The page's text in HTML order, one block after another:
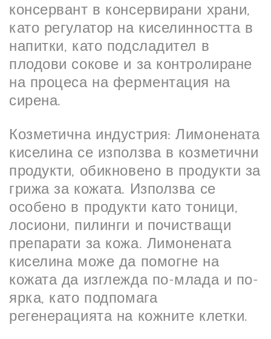
консервант в консервирани храни,
като регулатор на киселинността в
напитки, като подсладител в
плодови сокове и за контролиране
на процеса на ферментация на
сирена.
Козметична индустрия: Лимонената
киселина се използва в козметични
продукти, обикновено в продукти за
грижа за кожата. Използва се
особено в продукти като тоници,
лосиони, пилинги и почистващи
препарати за кожа. Лимонената
киселина може да помогне на
кожата да изглежда по-млада и по-
ярка, като подпомага
регенерацията на кожните клетки.